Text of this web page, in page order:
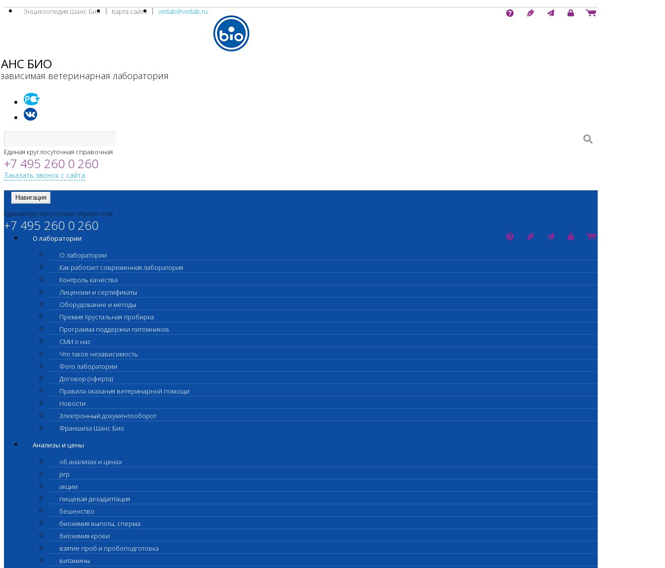
Энциклопедия Шанс Био Карта сайта vetlab@vetlab.ru
БИО
ветеринарная лаборатория
Единая круглосуточная справочная
+7 495 260 0 260
Заказать звонок с сайта
Навигация
Единая круглосуточная справочная
+7 495 260 0 260
О лаборатории
О лаборатории
Как работает современная лаборатория
Контроль качества
Лицензии и сертификаты
Оборудование и методы
Премия Хрустальная пробирка
Программа поддержки питомников
СМИ о нас
Что такое независимость
Фото лаборатории
Договор (оферта)
Правила оказания ветеринарной помощи
Новости
Электронный документооборот
Франшиза Шанс Био
Анализы и цены
об анализах и ценах
prp
акции
пищевая дезадаптация
бешенство
биохимия выпоты, сперма
биохимия крови
взятие проб и пробоподготовка
витамины